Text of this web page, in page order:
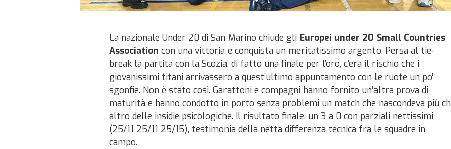
La nazionale Under 20 di San Marino chiude gli Europei under 20 Small Countries
Association con una vittoria e conquista un meritatissimo argento. Persa al tie-
break la partita con la Scozia, di fatto una finale per l’oro, c’era il rischio che i
giovanissimi titani arrivassero a quest’ultimo appuntamento con le ruote un po’
sgonfie. Non è stato così. Garattoni e compagni hanno fornito un’altra prova di
maturità e hanno condotto in porto senza problemi un match che nascondeva più
altro delle insidie psicologiche. Il risultato finale, un 3 a 0 con parziali nettissimi
(25/11 25/11 25/15), testimonia della netta differenza tecnica fra le squadre in
campo.